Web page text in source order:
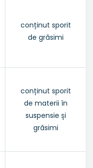
conținut sporit
de grăsimi
conținut sporit
de materii în
suspensie și
grăsimi